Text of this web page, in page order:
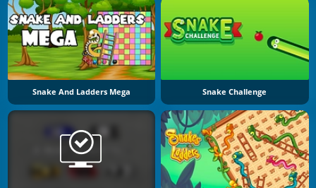
Snake And Ladders Mega Snake Challenge